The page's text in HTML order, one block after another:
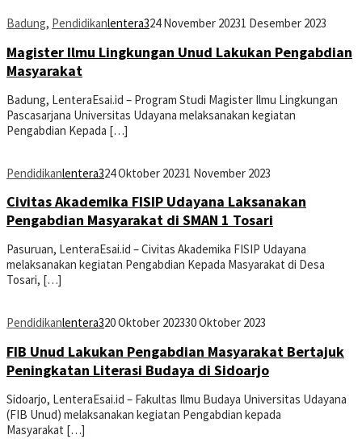
Badung, Pendidikanlentera324 November 20231 Desember 2023
Magister Ilmu Lingkungan Unud Lakukan Pengabdian
Masyarakat
Badung, LenteraEsai.id – Program Studi Magister Ilmu Lingkungan
Pascasarjana Universitas Udayana melaksanakan kegiatan
Pengabdian Kepada […]
Pendidikanlentera324 Oktober 20231 November 2023
Civitas Akademika FISIP Udayana Laksanakan
Pengabdian Masyarakat di SMAN 1 Tosari
Pasuruan, LenteraEsai.id – Civitas Akademika FISIP Udayana
melaksanakan kegiatan Pengabdian Kepada Masyarakat di Desa
Tosari, […]
Pendidikanlentera320 Oktober 202330 Oktober 2023
FIB Unud Lakukan Pengabdian Masyarakat Bertajuk
Peningkatan Literasi Budaya di Sidoarjo
Sidoarjo, LenteraEsai.id – Fakultas Ilmu Budaya Universitas Udayana
(FIB Unud) melaksanakan kegiatan Pengabdian kepada
Masyarakat […]